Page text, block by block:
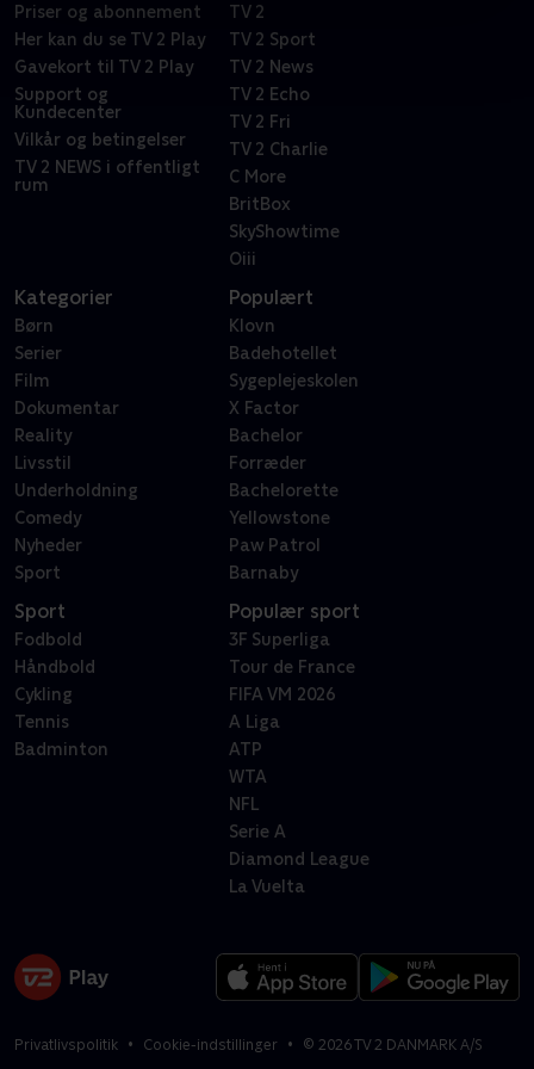
Priser og abonnement
Her kan du se TV 2 Play
Gavekort til TV 2 Play
Support og
Kundecenter
Vilkår og betingelser
TV 2 NEWS i offentligt
rum
TV 2
TV 2 Sport
TV 2 News
TV 2 Echo
TV 2 Fri
TV 2 Charlie
C More
BritBox
SkyShowtime
Oiii
Kategorier
Børn
Serier
Film
Dokumentar
Reality
Livsstil
Underholdning
Comedy
Nyheder
Sport
Populært
Klovn
Badehotellet
Sygeplejeskolen
X Factor
Bachelor
Forræder
Bachelorette
Yellowstone
Paw Patrol
Barnaby
Sport
Fodbold
Håndbold
Cykling
Tennis
Badminton
Populær sport
3F Superliga
Tour de France
FIFA VM 2026
A Liga
ATP
WTA
NFL
Serie A
Diamond League
La Vuelta
Privatlivspolitik Cookie-indstillinger © 2026TV 2 DANMARK A/S